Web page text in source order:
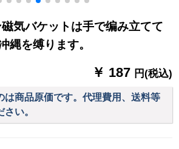
ウな
ージダーダーダーダ
ーダーテーンカーン
気バケットは手で编み立てて
縄を缚ります。
￥ 187 円(税込)
は商品原価です。代理費用、送料等
い。